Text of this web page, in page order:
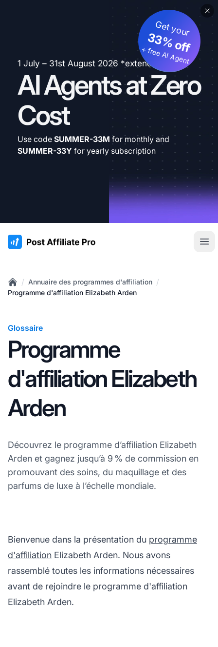
1 July – 31st August 2026 *extended
AI Agents at Zero
Cost
Get your
33% off
+ free AI Agent
Use code SUMMER-33M for monthly and
SUMMER-33Y for yearly subscription
:site.title
Home
/ Annuaire des programmes d'affiliation /
Programme d'affiliation Elizabeth Arden
Glossaire
Programme
d'affiliation Elizabeth
Arden
Découvrez le programme d’affiliation Elizabeth
Arden et gagnez jusqu’à 9 % de commission en
promouvant des soins, du maquillage et des
parfums de luxe à l’échelle mondiale.
Bienvenue dans la présentation du programme
d'affiliation Elizabeth Arden. Nous avons
rassemblé toutes les informations nécessaires
avant de rejoindre le programme d'affiliation
Elizabeth Arden.